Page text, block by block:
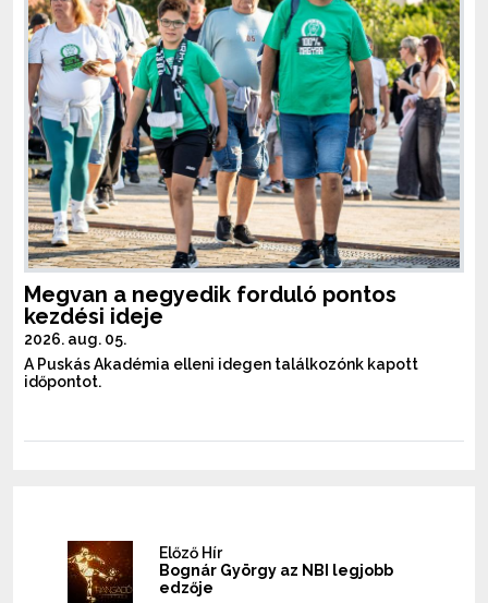
Megvan a negyedik forduló pontos
kezdési ideje
2026. aug. 05.
A Puskás Akadémia elleni idegen találkozónk kapott
időpontot.
Előző Hír
Bognár György az NBI legjobb
edzője